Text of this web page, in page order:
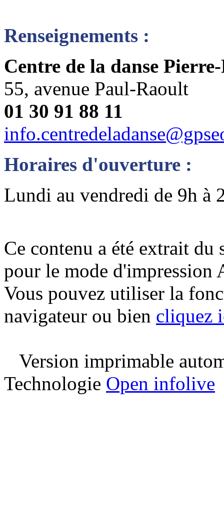
Renseignements :
Centre de la danse
55, avenue Paul-Raoult
01 30 91 88 11
Horaires d'ouverture :
Lundi au vendredi de 9h à
Ce contenu a été extrait
pour le mode d'impression
Vous pouvez utiliser la
navigateur ou bien cliquez
Version imprimable
Technologie Open infolive